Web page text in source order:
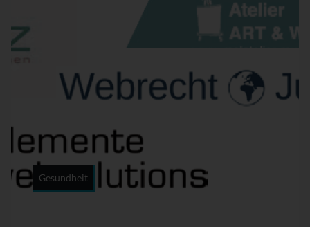
Gesundheit